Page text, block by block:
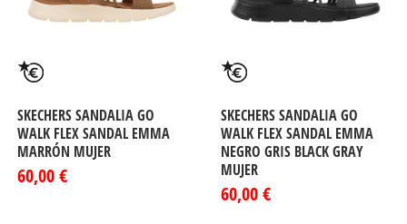
SKECHERS SANDALIA GO
WALK FLEX SANDAL EMMA
MARRÓN MUJER
60,00 €
SKECHERS SANDALIA GO
WALK FLEX SANDAL EMMA
NEGRO GRIS BLACK GRAY
MUJER
60,00 €